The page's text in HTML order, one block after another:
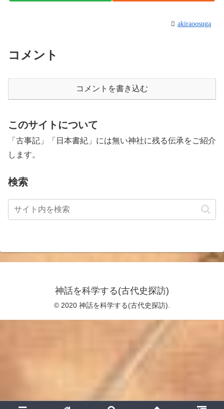
akiraoosuga
コメント
コメントを書き込む
このサイトについて
「古事記」「日本書紀」には無い神社に残る伝承をご紹介
します。
検索
神話を科学する(古代史探訪)
© 2020 神話を科学する(古代史探訪).